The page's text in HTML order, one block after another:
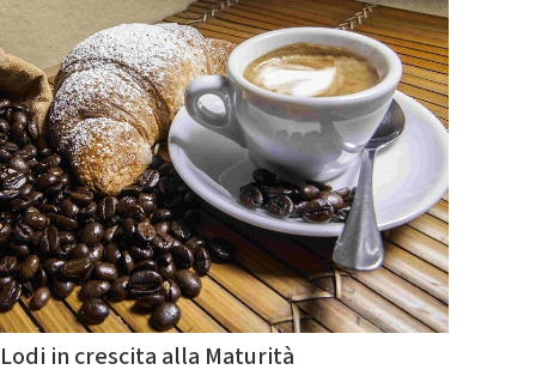
Lodi in crescita alla Maturità